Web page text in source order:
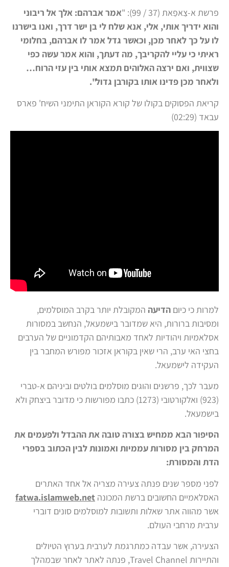
פרשת א-צַאפַאת (37 / 99): "
אמר אברהם: אלך אל ריבוני
והוא ידריך אותי, אלי, אנא שלח לי בן ישר דרך, ואנו בישרנו
לו על כך לאחר מכן, וכאשר גדל אמר לו אברהם, בחלומי
ראיתי כי עליי להקריבך, מה דעתך, והוא אמר עשה כפי
שצווית, ואם ירצה האלוהים תמצא אותי בין עזי הרוח…
ולאחר מכן פדינו אותו בקורבן גדול".
קריאת הפסוקים בקולו של קורא הקוראן התימני השיח' פארס
עבאד (02:29)
למרות כי כיום הדיעה המקובלת יותר בקרב המוסלמים,
ומסיבות ברורות, היא שמדובר בישמעאל, הנחשב במסורות
אסלאמיות ויהודיות לאחד מאבותיהם הקדמוניים של הערבים
בחצי האי ערב, הרי שאין בקוראן אזכור מפורש המחבר בין
העקידה לישמעאל.
מעבר לכך, פרשנים והוגים מוסלמים בולטים וביניהם א-טברי
(923) ואלקורטובי (1273) כתבו מפורשות כי מדובר ביצחק ולא
בישמעאל.
הסיפור הבא ממחיש בצורה טובה את ההבדל ולפעמים את
המרחק בין מסורות עממיות ואמונות לבין הכתוב בספרי
הדת והמסורת:
לפני מספר שנים פנתה צעירה מצריה אל אחד האתרים
האסלאמיים החשובים ברשת המכונה fatwa.islamweb.net
אשר מהווה אתר שאלות ותשובות למוסלמים סונים דוברי
ערבית מרחבי העולם.
הצעירה, אשר עבדה כמתרגמת לערבית בערוץ הטיולים
והתיירות Travel Channel, פנתה לאתר לאחר שבמהלך